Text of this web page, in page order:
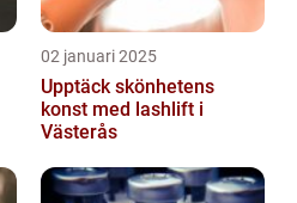
02 januari 2025
Upptäck skönhetens
konst med lashlift i
Västerås